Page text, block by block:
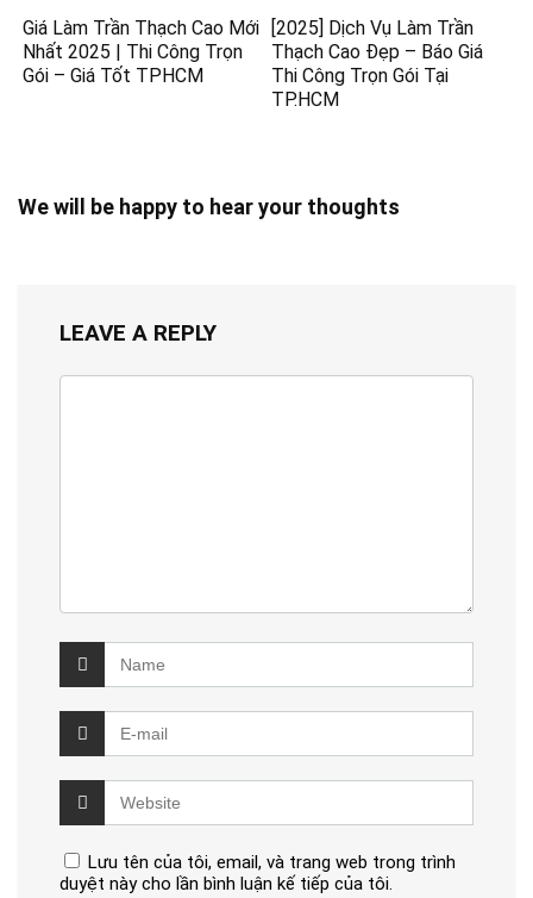
Giá Làm Trần Thạch Cao Mới
Nhất 2025 | Thi Công Trọn
Gói – Giá Tốt TPHCM
[2025] Dịch Vụ Làm Trần
Thạch Cao Đẹp – Báo Giá
Thi Công Trọn Gói Tại
TP.HCM
We will be happy to hear your thoughts
LEAVE A REPLY
Lưu tên của tôi, email, và trang web trong trình
duyệt này cho lần bình luận kế tiếp của tôi.